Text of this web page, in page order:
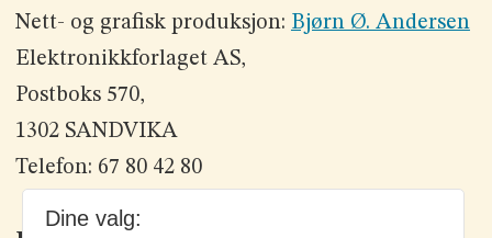
Nett- og grafisk produksjon: Bjørn Ø. Andersen
Elektronikkforlaget AS,
Postboks 570,
1302 SANDVIKA
Telefon: 67 80 42 80
Dine valg: